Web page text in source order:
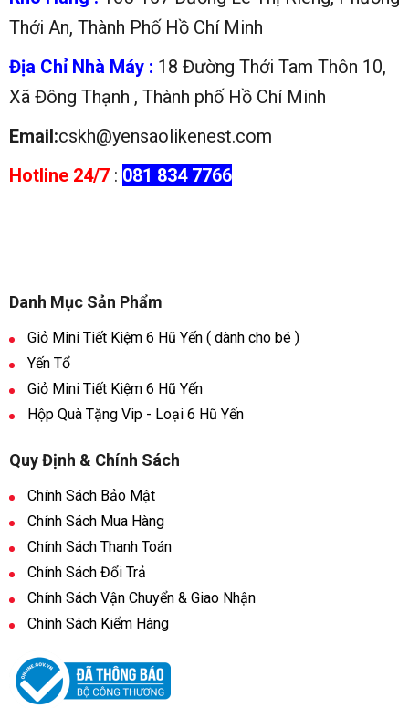
Thới An, Thành Phố Hồ Chí Minh
Địa Chỉ Nhà Máy : 18 Đường Thới Tam Thôn 10,
Xã Đông Thạnh , Thành phố Hồ Chí Minh
Email:cskh@yensaolikenest.com
Hotline 24/7 : 081 834 7766
Danh Mục Sản Phẩm
Giỏ Mini Tiết Kiệm 6 Hũ Yến ( dành cho bé )
Yến Tổ
Giỏ Mini Tiết Kiệm 6 Hũ Yến
Hộp Quà Tặng Vip - Loại 6 Hũ Yến
Quy Định & Chính Sách
Chính Sách Bảo Mật
Chính Sách Mua Hàng
Chính Sách Thanh Toán
Chính Sách Đổi Trả
Chính Sách Vận Chuyển & Giao Nhận
Chính Sách Kiểm Hàng